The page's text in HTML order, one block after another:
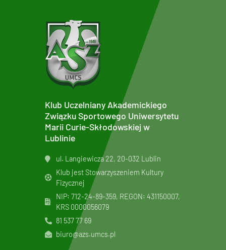
Klub Uczelniany Akademickiego
Związku Sportowego Uniwersytetu
Marii Curie-Skłodowskiej w
Lublinie
ul. Langiewicza 22, 20-032 Lublin
Klub jest Stowarzyszeniem Kultury
Fizycznej
NIP: 712-24-89-359, REGON: 431150007,
KRS 0000056079
81 537 77 69
biuro@azs.umcs.pl